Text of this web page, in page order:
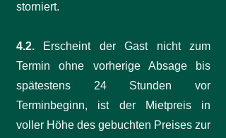
storniert.
4.2. Erscheint der Gast nicht zum
Termin ohne vorherige Absage bis
spätestens 24 Stunden vor
Terminbeginn, ist der Mietpreis in
voller Höhe des gebuchten Preises zur